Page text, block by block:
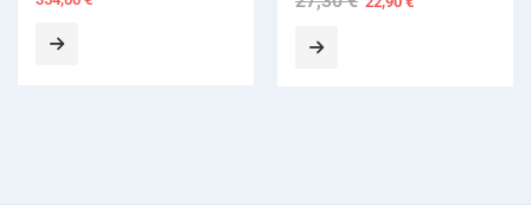
price
22,90 €.